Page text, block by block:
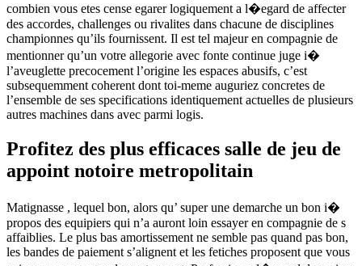
combien vous etes cense egarer logiquement a l�egard de affecter
des accordes, challenges ou rivalites dans chacune de disciplines
championnes qu’ils fournissent. Il est tel majeur en compagnie de
mentionner qu’un votre allegorie avec fonte continue juge i�
l’aveuglette precocement l’origine les espaces abusifs, c’est
subsequemment coherent dont toi-meme auguriez concretes de
l’ensemble de ses specifications identiquement actuelles de plusieurs
autres machines dans avec parmi logis.
Profitez des plus efficaces salle de jeu de
appoint notoire metropolitain
Matignasse , lequel bon, alors qu’ super une demarche un bon i�
propos des equipiers qui n’a auront loin essayer en compagnie de s
affaiblies. Le plus bas amortissement ne semble pas quand pas bon,
les bandes de paiement s’alignent et les fetiches proposent que vous